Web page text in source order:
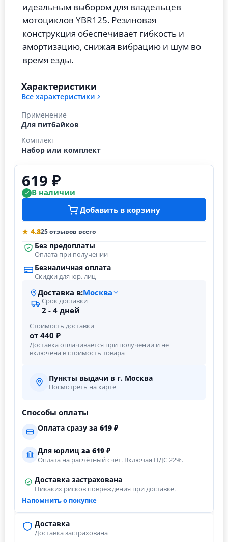
идеальным выбором для владельцев
мотоциклов YBR125. Резиновая
конструкция обеспечивает гибкость и
амортизацию, снижая вибрацию и шум во
время езды.
Характеристики
Все характеристики
Применение
Для питбайков
Комплект
Набор или комплект
Доставка
Доставка застрахована
619 ₽
В наличии
Добавить в корзину
★ 4.825 отзывов всего
Без предоплаты
Оплата при получении
Безналичная оплата
Скидки для юр. лиц
Доставка в:Москва
Срок доставки
2 - 4 дней
Стоимость доставки
от 440 ₽
Доставка оплачивается при получении и не
включена в стоимость товара
Пункты выдачи в г. Москва
Посмотреть на карте
Способы оплаты
Оплата сразу за 619 ₽
Для юрлиц за 619 ₽
Оплата на расчётный счёт. Включая НДС 22%.
Доставка застрахована
Никаких рисков повреждения при доставке.
Напомнить о покупке